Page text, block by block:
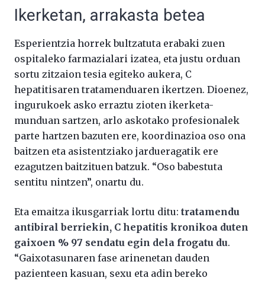
Ikerketan, arrakasta betea
Esperientzia horrek bultzatuta erabaki zuen
ospitaleko farmazialari izatea, eta justu orduan
sortu zitzaion tesia egiteko aukera, C
hepatitisaren tratamenduaren ikertzen. Dioenez,
ingurukoek asko erraztu zioten ikerketa-
munduan sartzen, arlo askotako profesionalek
parte hartzen bazuten ere, koordinazioa oso ona
baitzen eta asistentziako jardueragatik ere
ezagutzen baitzituen batzuk. “Oso babestuta
sentitu nintzen”, onartu du.
Eta emaitza ikusgarriak lortu ditu: tratamendu
antibiral berriekin, C hepatitis kronikoa duten
gaixoen % 97 sendatu egin dela frogatu du.
“Gaixotasunaren fase arinenetan dauden
pazienteen kasuan, sexu eta adin bereko